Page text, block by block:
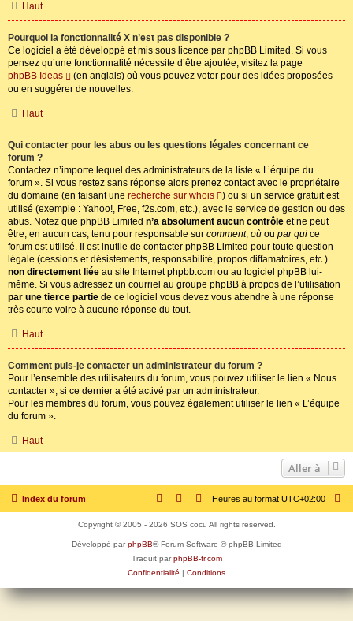
Haut
Pourquoi la fonctionnalité X n’est pas disponible ?
Ce logiciel a été développé et mis sous licence par phpBB Limited. Si vous
pensez qu’une fonctionnalité nécessite d’être ajoutée, visitez la page
phpBB Ideas
(en anglais) où vous pouvez voter pour des idées proposées
ou en suggérer de nouvelles.
Haut
Qui contacter pour les abus ou les questions légales concernant ce
forum ?
Contactez n’importe lequel des administrateurs de la liste « L’équipe du
forum ». Si vous restez sans réponse alors prenez contact avec le propriétaire
du domaine (en faisant une recherche sur whois
) ou si un service gratuit est
utilisé (exemple : Yahoo!, Free, f2s.com, etc.), avec le service de gestion ou des
abus. Notez que phpBB Limited n’a absolument aucun contrôle et ne peut
être, en aucun cas, tenu pour responsable sur comment, où ou par qui ce
forum est utilisé. Il est inutile de contacter phpBB Limited pour toute question
légale (cessions et désistements, responsabilité, propos diffamatoires, etc.)
non directement liée au site Internet phpbb.com ou au logiciel phpBB lui-
même. Si vous adressez un courriel au groupe phpBB à propos de l’utilisation
par une tierce partie de ce logiciel vous devez vous attendre à une réponse
très courte voire à aucune réponse du tout.
Haut
Comment puis-je contacter un administrateur du forum ?
Pour l’ensemble des utilisateurs du forum, vous pouvez utiliser le lien « Nous
contacter », si ce dernier a été activé par un administrateur.
Pour les membres du forum, vous pouvez également utiliser le lien « L’équipe
du forum ».
Haut
Aller à
Index du forum Heures au format UTC+02:00
Copyright © 2005 - 2026 SOS cocu All rights reserved.
Développé parphpBB® Forum Software © phpBB Limited
Traduit parphpBB-fr.com
Confidentialité | Conditions